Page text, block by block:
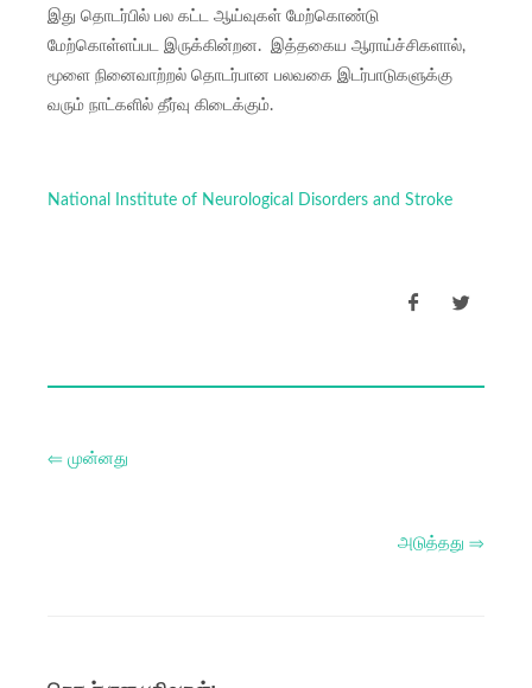
இது தொடர்பில் பல கட்ட ஆய்வுகள் மேற்கொண்டு
மேற்கொள்ளப்பட இருக்கின்றன. இத்தகைய ஆராய்ச்சிகளால்,
மூளை நினைவாற்றல் தொடர்பான பலவகை இடர்பாடுகளுக்கு
வரும் நாட்களில் தீர்வு கிடைக்கும்.
National Institute of Neurological Disorders and Stroke
⇐ முன்னது
அடுத்தது ⇒